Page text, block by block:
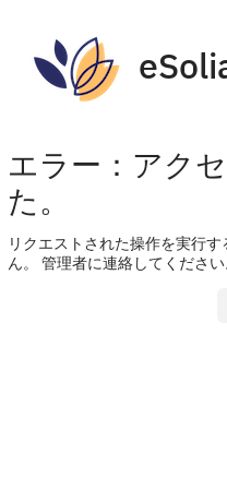
エラー：アク
た。
リクエストされた操作を実行
ん。 管理者に連絡してください